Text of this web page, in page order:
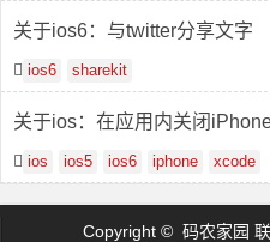
关于ios6：与twitter分享文字
ios6 sharekit
关于ios：在应用内关闭
ios ios5 ios6 iphone xcode
Copyright © 码农家园 联